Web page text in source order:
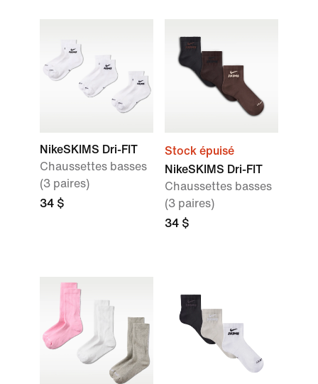
NikeSKIMS Dri-FIT
Chaussettes basses
(3 paires)
34 $
Stock épuisé
NikeSKIMS Dri-FIT
Chaussettes basses
(3 paires)
34 $